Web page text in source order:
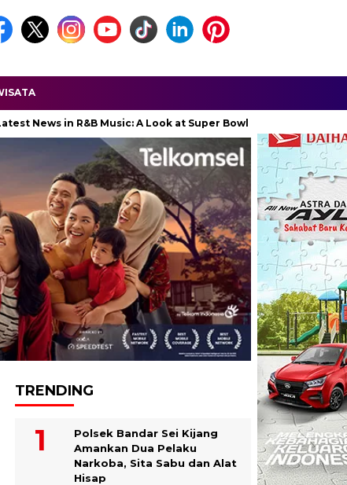
R&B Music: A Look at Super Bowl Performances, New Albums,
TRENDING
Polsek Bandar Sei Kijang
Amankan Dua Pelaku
Narkoba, Sita Sabu dan Alat
Hisap